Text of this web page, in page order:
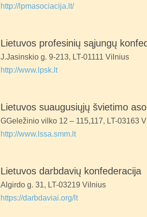
http://lpmasociacija.lt/
Lietuvos profesinių sąjungų
J.Jasinskio g. 9-213, LT-01111 Vilnius
http://www.lpsk.lt
Lietuvos suaugusiųjų švietimo
GGeležinio vilko 12 – 115,117, LT-03163
http://www.lssa.smm.lt
Lietuvos darbdavių konfederacija
Algirdo g. 31, LT-03219 Vilnius
https://darbdaviai.org/lt